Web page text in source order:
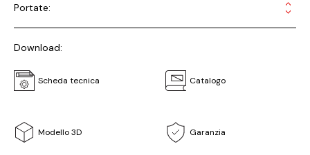
Portate:
Download:
Scheda tecnica Catalogo
Modello 3D Garanzia